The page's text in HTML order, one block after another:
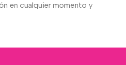
en cualquier momento y